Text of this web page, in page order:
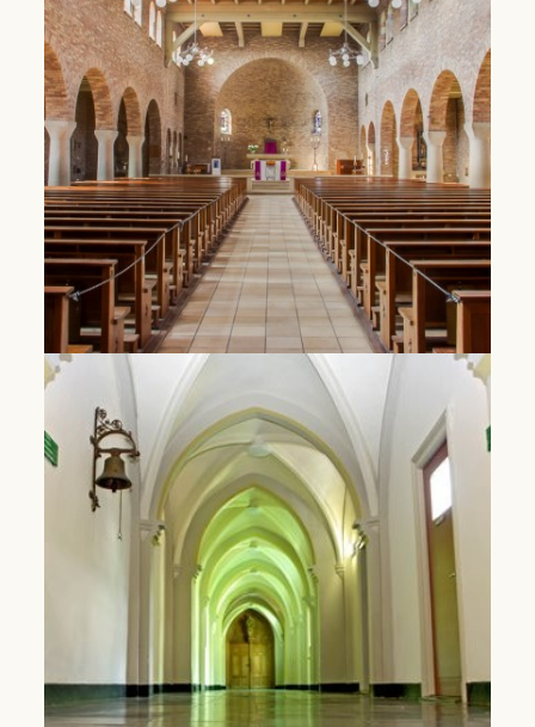
Een bloeiende parochiegemeenschap en
inspirerende programma's.
Lees Meer
Huis van Dominicus
Hier zoeken mensen naar manieren om geloof en
bezieling voor de toekomst vorm te geven.
Lees Meer